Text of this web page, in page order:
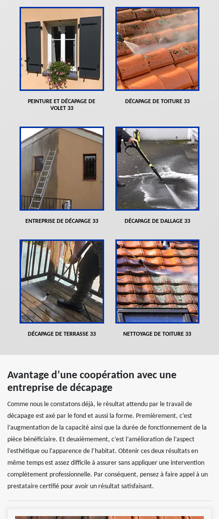
PEINTURE ET DÉCAPAGE DE
VOLET 33
DÉCAPAGE DE TOITURE 33
ENTREPRISE DE DÉCAPAGE 33 DÉCAPAGE DE DALLAGE 33
DÉCAPAGE DE TERRASSE 33 NETTOYAGE DE TOITURE 33
Avantage d’une coopération avec une
entreprise de décapage
Comme nous le constatons déjà, le résultat attendu par le travail de
décapage est axé par le fond et aussi la forme. Premièrement, c’est
l’augmentation de la capacité ainsi que la durée de fonctionnement de la
pièce bénéficiaire. Et deuxièmement, c’est l’amélioration de l’aspect
l’esthétique ou l’apparence de l’habitat. Obtenir ces deux résultats en
même temps est assez difficile à assurer sans appliquer une intervention
complètement professionnelle. Par conséquent, pensez à faire appel à un
prestataire certifié pour avoir un résultat satisfaisant.